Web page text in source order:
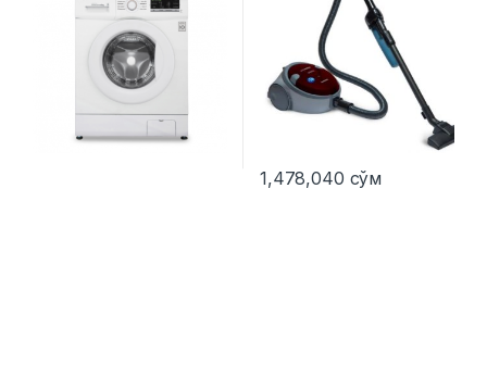
1,478,040 сўм